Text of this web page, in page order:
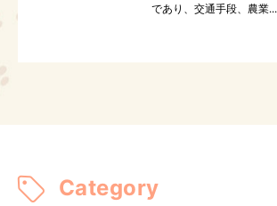
であり、交通手段、農業...
Category